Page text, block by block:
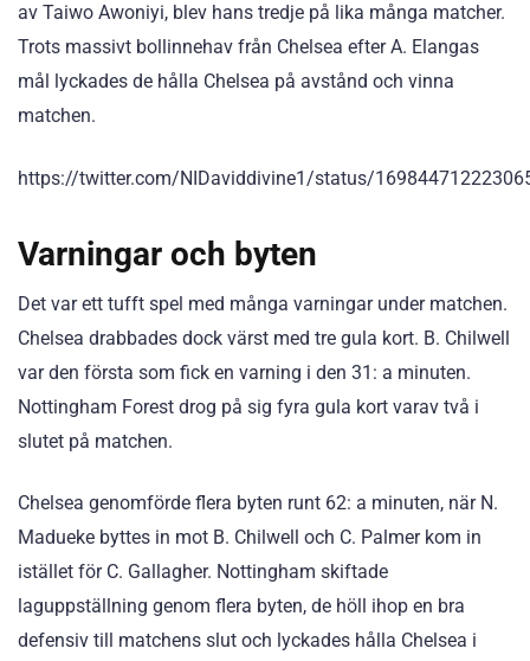
av Taiwo Awoniyi, blev hans tredje på lika många matcher.
Trots massivt bollinnehav från Chelsea efter A. Elangas
mål lyckades de hålla Chelsea på avstånd och vinna
matchen.
https://twitter.com/NIDaviddivine1/status/
Varningar och byten
Det var ett tufft spel med många varningar under matchen.
Chelsea drabbades dock värst med tre gula kort. B. Chilwell
var den första som fick en varning i den 31: a minuten.
Nottingham Forest drog på sig fyra gula kort varav två i
slutet på matchen.
Chelsea genomförde flera byten runt 62: a minuten, när N.
Madueke byttes in mot B. Chilwell och C. Palmer kom in
istället för C. Gallagher. Nottingham skiftade
laguppställning genom flera byten, de höll ihop en bra
defensiv till matchens slut och lyckades hålla Chelsea i